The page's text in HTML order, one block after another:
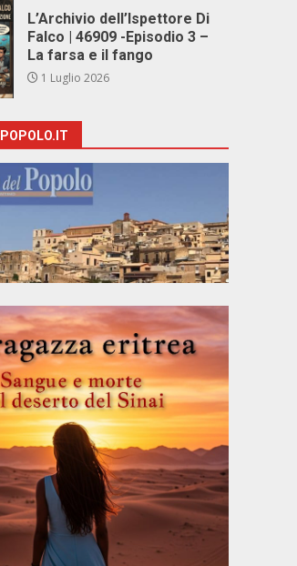
L’Archivio dell’Ispettore Di
Falco | 46909 -Episodio 3 –
La farsa e il fango
1 Luglio 2026